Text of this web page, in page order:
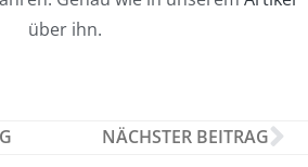
über ihn.
NÄCHSTER BEITRAG